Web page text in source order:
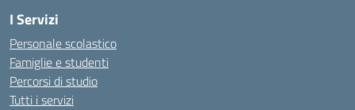
I Servizi
Personale scolastico
Famiglie e studenti
Percorsi di studio
Tutti i servizi